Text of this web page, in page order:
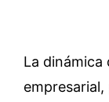
La